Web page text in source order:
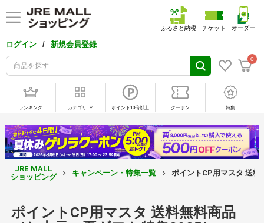
ログイン / 新規会員登録
0
ふるさと納税 チケット オーダー
ランキング カテゴリ ポイント10倍以上 クーポン 特集
JRE MALL
ショッピング
キャンペーン・特集一覧 ポイントCP用マスタ 送
ポイントCP用マスタ 送料無料商品